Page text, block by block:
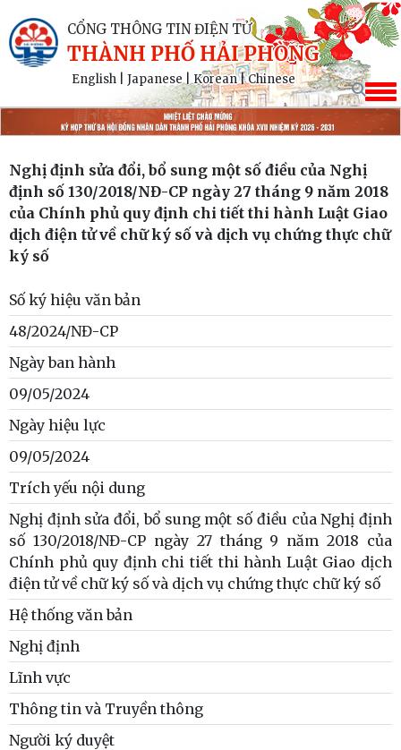
CỔNG THÔNG TIN ĐIỆN TỬ
THÀNH PHỐ HẢI PHÒNG
English Japanese|Korean|Chinese
Nghị định sửa đổi, bổ sung một số điều của Nghị
định số 130/2018/NĐ-CP ngày 27 tháng 9 năm 2018
của Chính phủ quy định chi tiết thi hành Luật Giao
dịch điện tử về chữ ký số và dịch vụ chứng thực chữ
ký số
Số ký hiệu văn bản
48/2024/NĐ-CP
Ngày ban hành
09/05/2024
Ngày hiệu lực
09/05/2024
Trích yếu nội dung
Nghị định sửa đổi, bổ sung một số điều của Nghị định
số 130/2018/NĐ-CP ngày 27 tháng 9 năm 2018 của
Chính phủ quy định chi tiết thi hành Luật Giao dịch
điện tử về chữ ký số và dịch vụ chứng thực chữ ký số
Hệ thống văn bản
Nghị định
Lĩnh vực
Thông tin và Truyền thông
Người ký duyệt